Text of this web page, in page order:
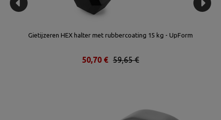
Gietijzeren HEX halter met rubbercoating 15 kg - UpForm
59,65 €
50,70 €